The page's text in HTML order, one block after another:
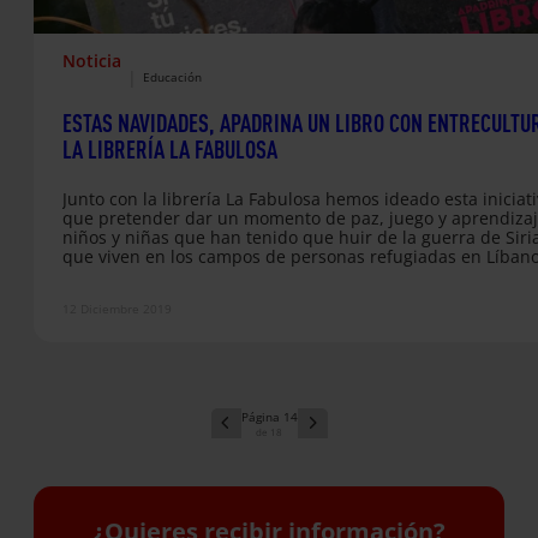
Noticia
Educación
ESTAS NAVIDADES, APADRINA UN LIBRO CON
LA LIBRERÍA LA FABULOSA
Junto con la librería La Fabulosa hemos ideado esta
que pretender dar un momento de paz, juego y
niños y niñas que han tenido que huir de la guerra de
que viven en los campos de personas refugiadas en
14
¿Quieres recibir información?